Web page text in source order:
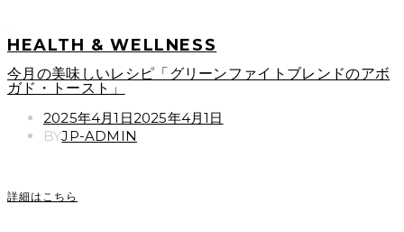
HEALTH & WELLNESS
今月の美味しいレシピ「グリーンファイトブレンドのアボ
ガド・トースト」
POSTED
ON
2025年4月1日2025年4月1日
BYJP-ADMIN
詳細はこちら